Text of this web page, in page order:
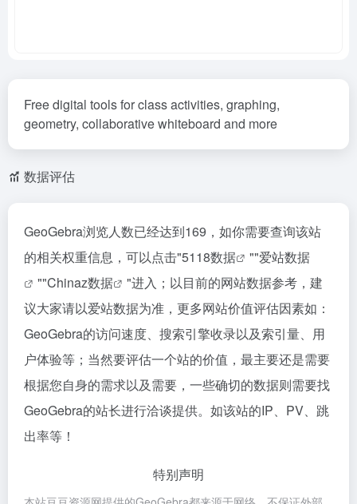
Free digital tools for class activities, graphing,
geometry, collaborative whiteboard and more
数据评估
GeoGebra浏览人数已经达到169，如你需要查询该站
的相关权重信息，可以点击"5118数据 ""爱站数据
""Chinaz数据
"进入；以目前的网站数据参考，建
议大家请以爱站数据为准，更多网站价值评估因素如：
GeoGebra的访问速度、搜索引擎收录以及索引量、用
户体验等；当然要评估一个站的价值，最主要还是需要
根据您自身的需求以及需要，一些确切的数据则需要找
GeoGebra的站长进行洽谈提供。如该站的IP、PV、跳
出率等！
特别声明